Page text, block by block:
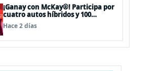
¡Ganay con McKay®! Participa por
cuatro autos híbridos y 100
premios de $500.000
Hace 2 días